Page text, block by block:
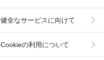
健全なサービスに向けて
Cookieの利用について